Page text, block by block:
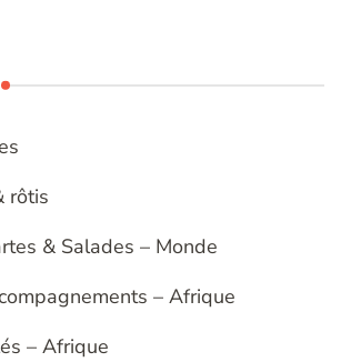
rôtis
& Salades – Monde
– Afrique
– Afrique